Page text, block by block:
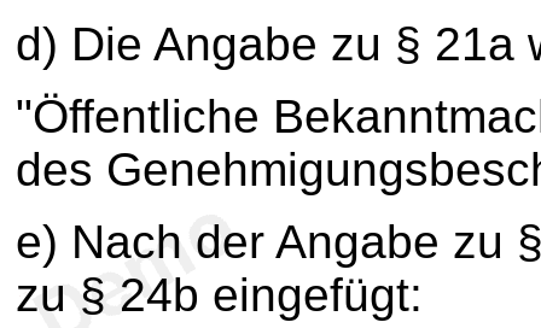
d) Die Angabe zu § 21a
"Öffentliche
des
e) Nach der Angabe zu
zu § 24b eingefügt: